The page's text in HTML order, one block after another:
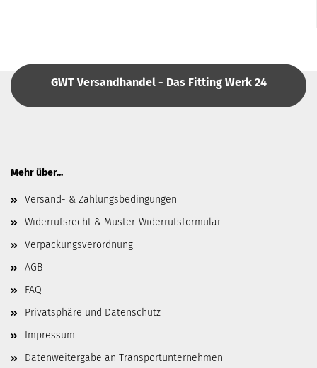
GWT Versandhandel - Das Fitting Werk 24
Mehr über...
Versand- & Zahlungsbedingungen
Widerrufsrecht & Muster-Widerrufsformular
Verpackungsverordnung
AGB
FAQ
Privatsphäre und Datenschutz
Impressum
Datenweitergabe an Transportunternehmen